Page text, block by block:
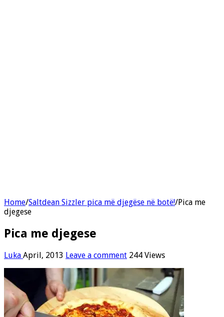
Home/Saltdean Sizzler pica më djegëse në botë!/Pica me
djegese
Pica me djegese
Luka April, 2013 Leave a comment 244 Views